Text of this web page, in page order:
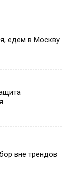
едем в Москву
вне трендов